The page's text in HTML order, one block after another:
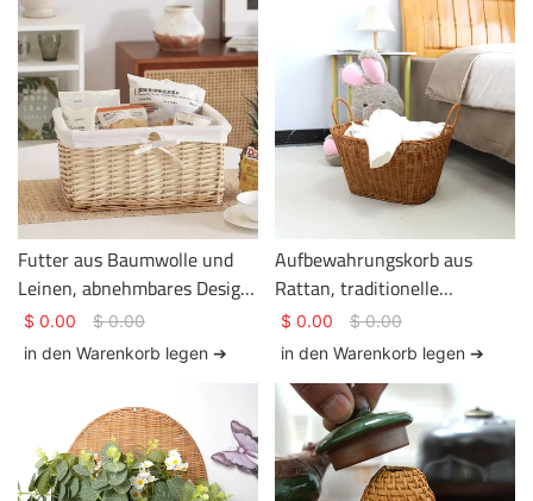
Futter aus Baumwolle und
Leinen, abnehmbares Design,
Aufbewahrungskorb aus
geflochtenem Rattan.
$ 0.00 $0.00
in den Warenkorb legen ➔
Aufbewahrungskorb aus
Rattan, traditionelle
Rattanflechtkunst,
Kleideraufbewahrung,
$ 0.00 $0.00
in den Warenkorb legen ➔